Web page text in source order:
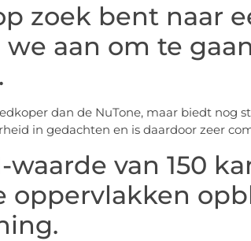
zoek bent naar
aan om te
dan de NuTone, maar biedt nog
in gedachten en is daardoor zeer
waarde van 150
oppervlakken